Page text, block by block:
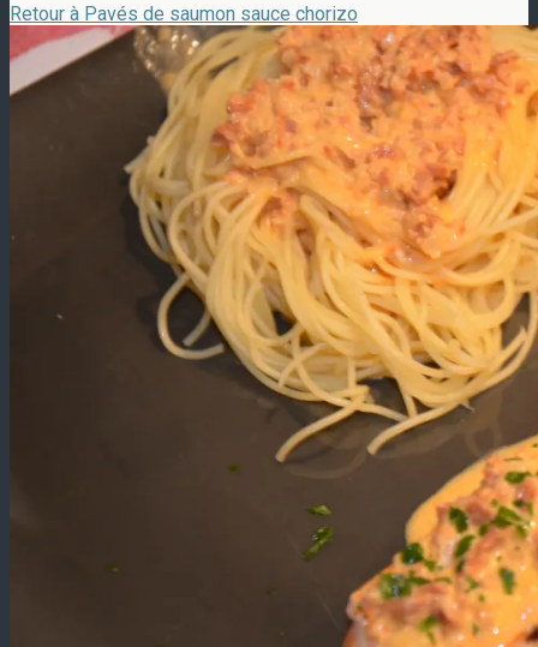
Retour à Pavés de saumon sauce chorizo